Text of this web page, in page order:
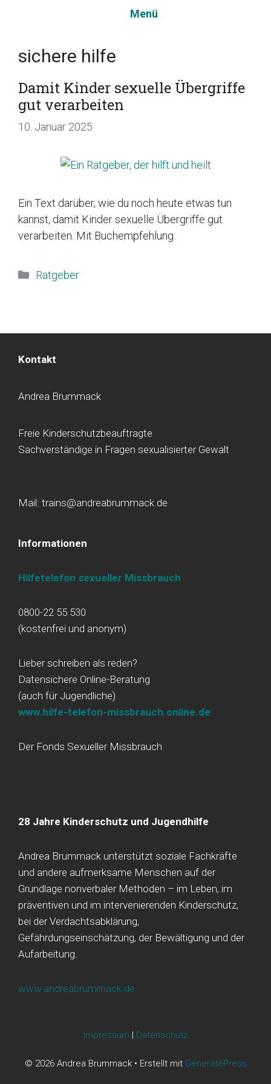
Menü
sichere hilfe
Damit Kinder sexuelle Übergriffe
gut verarbeiten
10. Januar 2025
Ein Text darüber, wie du noch heute etwas tun
kannst, damit Kinder sexuelle Übergriffe gut
verarbeiten. Mit Buchempfehlung.
Kategorien
Ratgeber
Kontakt
Andrea Brummack
Freie Kinderschutzbeauftragte
Sachverständige in Fragen sexualisierter Gewalt
Mail: trains@andreabrummack.de
Informationen
Hilfetelefon sexueller Missbrauch
0800-22 55 530
(kostenfrei und anonym)
Lieber schreiben als reden?
Datensichere Online-Beratung
(auch für Jugendliche)
www.hilfe-telefon-missbrauch.online.de
Der Fonds Sexueller Missbrauch
28 Jahre Kinderschutz und Jugendhilfe
Andrea Brummack unterstützt soziale Fachkräfte
und andere aufmerksame Menschen auf der
Grundlage nonverbaler Methoden – im Leben, im
präventiven und im intervenierenden Kinderschutz,
bei der Verdachtsabklärung,
Gefährdungseinschätzung, der Bewältigung und der
Aufarbeitung.
www.andreabrummack.de
Impressum | Datenschutz
© 2026 Andrea Brummack• Erstellt mit GeneratePress